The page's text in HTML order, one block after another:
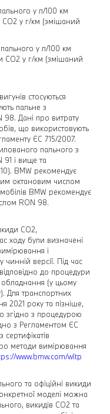
у л/100 км
CO2 у г/км (змішаний
у л/100 км
CO2 у г/км (змішаний
стосуються
пальне з
98. Дані про витрату
що використовують
ЄС 715/2007.
пального з
і вище та
BMW рекомендує
октановим числом
BMW рекомендує
RON 98.
CO2,
ходу були визначені
і
чинній версії. Під час
до процедури
обладнання (у цьому
Для транспортних
2021 року та пізніше,
згідно з процедурою
з Регламентом ЄС
методи вимірювання
www.bmw.com/wltp
та офіційні викиди
моделі можна
викидів CO2 та